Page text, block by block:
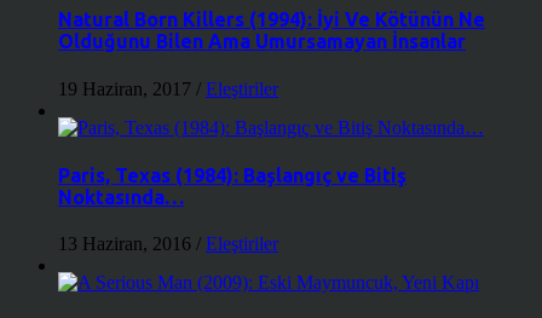
Natural Born Killers (1994): İyi Ve Kötünün Ne
Olduğunu Bilen Ama Umursamayan İnsanlar
19 Haziran, 2017 / Eleştiriler
Paris, Texas (1984): Başlangıç ve Bitiş
Noktasında…
13 Haziran, 2016 / Eleştiriler